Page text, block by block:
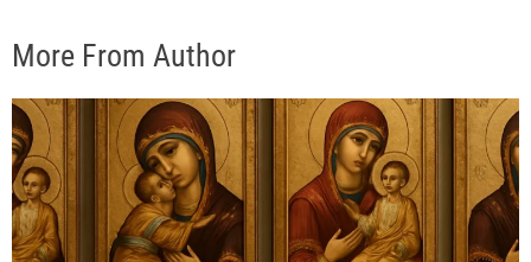
More From Author